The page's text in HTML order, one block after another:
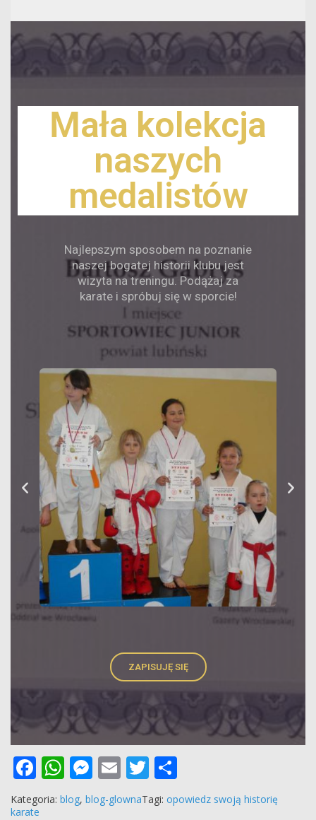
Mała kolekcja
naszych
medalistów
Najlepszym sposobem na poznanie
naszej bogatej historii klubu jest
wizyta na treningu. Podążaj za
karate i spróbuj się w sporcie!
ZAPISUJĘ SIĘ
Facebook
WhatsApp
Messenger
EmailTwitter
się
Kategoria: blog, blog-glownaTagi: opowiedz swoją historię
karate